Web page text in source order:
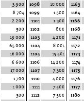
3 900
8 704
2 200
500
19 000
65 000
16 000
6 600
17 000
1 700
1 000
300
1098
10 000
1099
1 500
1101
1 300
1102
800
1103
4 200
1104
8 001
1105
15 501
1106
14 200
1107
7 300
1110
4 000
1111
7 500
1112
7 500
1163
1164
1166
1168
1171
1172
1173
1174
1175
1176
1177
1180